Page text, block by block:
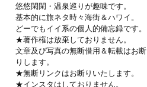
悠悠閑閑・温泉巡りが趣味です。
基本的に旅ネタ時々海街＆ハワイ。
どーでもイイ系の個人的備忘録です。
★著作権は放棄しておりません。
文章及び写真の無断借用＆転載はお断
りします。
★無断リンクはお断りいたします。
★インスタはしておりません。